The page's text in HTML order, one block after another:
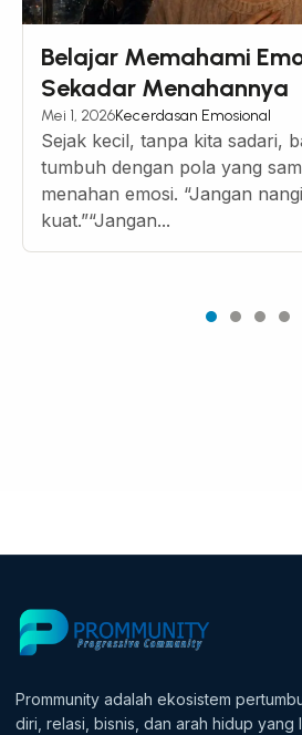
Belajar Memahami
Sekadar Menahannya
Mei 1, 2026Kecerdasan Emosional
Sejak kecil, tanpa kita sadari,
tumbuh dengan pola yang
menahan emosi. “Jangan
kuat.”“Jangan...
Prommunity adalah ekosistem
diri, relasi, bisnis, dan arah hidup yang